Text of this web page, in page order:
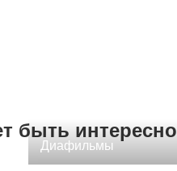
быть интересно
Диафильмы